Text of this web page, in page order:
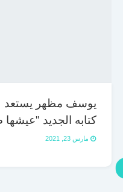
يوسف مظهر يستعد
كتابه الجديد
مارس 23, 2021